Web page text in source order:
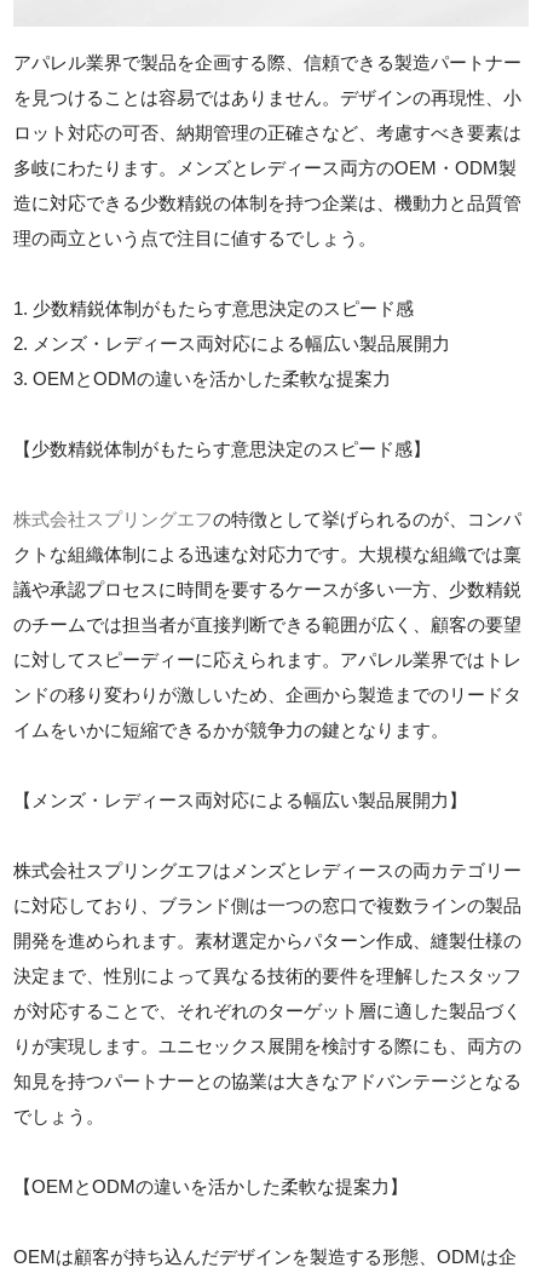
アパレル業界で製品を企画する際、信頼できる製造パートナー
を見つけることは容易ではありません。デザインの再現性、小
ロット対応の可否、納期管理の正確さなど、考慮すべき要素は
多岐にわたります。メンズとレディース両方のOEM・ODM製
造に対応できる少数精鋭の体制を持つ企業は、機動力と品質管
理の両立という点で注目に値するでしょう。
1. 少数精鋭体制がもたらす意思決定のスピード感
2. メンズ・レディース両対応による幅広い製品展開力
3. OEMとODMの違いを活かした柔軟な提案力
【少数精鋭体制がもたらす意思決定のスピード感】
株式会社スプリングエフの特徴として挙げられるのが、コンパ
クトな組織体制による迅速な対応力です。大規模な組織では稟
議や承認プロセスに時間を要するケースが多い一方、少数精鋭
のチームでは担当者が直接判断できる範囲が広く、顧客の要望
に対してスピーディーに応えられます。アパレル業界ではトレ
ンドの移り変わりが激しいため、企画から製造までのリードタ
イムをいかに短縮できるかが競争力の鍵となります。
【メンズ・レディース両対応による幅広い製品展開力】
株式会社スプリングエフはメンズとレディースの両カテゴリー
に対応しており、ブランド側は一つの窓口で複数ラインの製品
開発を進められます。素材選定からパターン作成、縫製仕様の
決定まで、性別によって異なる技術的要件を理解したスタッフ
が対応することで、それぞれのターゲット層に適した製品づく
りが実現します。ユニセックス展開を検討する際にも、両方の
知見を持つパートナーとの協業は大きなアドバンテージとなる
でしょう。
【OEMとODMの違いを活かした柔軟な提案力】
OEMは顧客が持ち込んだデザインを製造する形態、ODMは企